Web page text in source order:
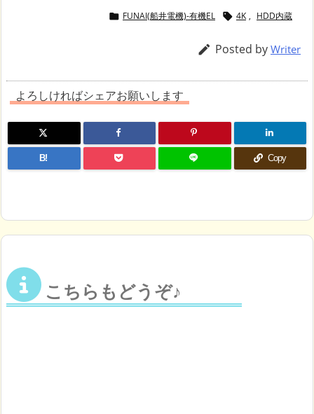
 FUNAI(船井電機)-有機EL  4K , HDD内蔵
 Posted by Writer
よろしければシェアお願いします
B! Copy
こちらもどうぞ♪